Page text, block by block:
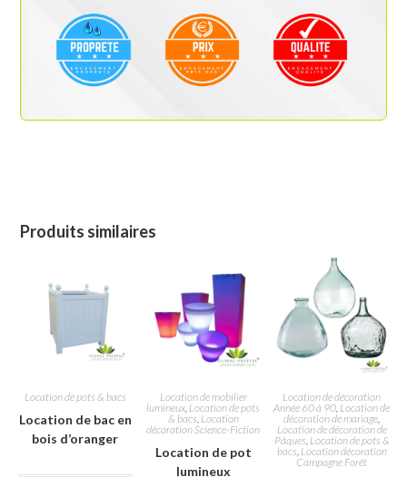
Produits similaires
Location de pots & bacs
Location de bac en
bois d’oranger
Location de mobilier
lumineux Location de pots
& bacs Location
décoration Science-Fiction
Location de pot
lumineux
Location de décoration
Année 60 à 90 Location de
décoration de mariage
Location de décoration de
Pâques Location de pots &
bacs Location décoration
Campagne Forêt